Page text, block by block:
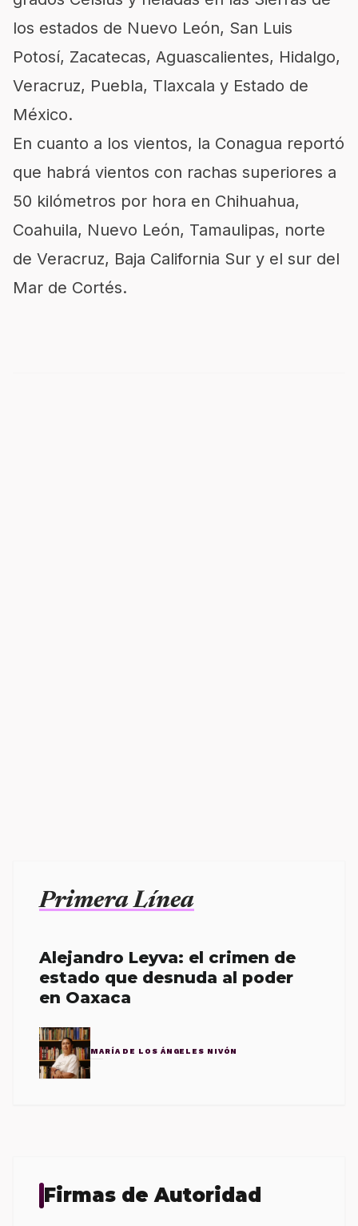
los estados de Nuevo León, San Luis
Potosí, Zacatecas, Aguascalientes, Hidalgo,
Veracruz, Puebla, Tlaxcala y Estado de
México.
En cuanto a los vientos, la Conagua reportó
que habrá vientos con rachas superiores a
50 kilómetros por hora en Chihuahua,
Coahuila, Nuevo León, Tamaulipas, norte
de Veracruz, Baja California Sur y el sur del
Mar de Cortés.
Primera Línea
Alejandro Leyva: el crimen de
estado que desnuda al poder
en Oaxaca
MARÍA DE LOS ÁNGELES NIVÓN
Firmas de Autoridad